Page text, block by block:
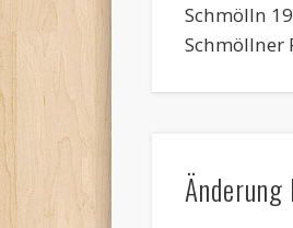
Schmölln
Schmöllner